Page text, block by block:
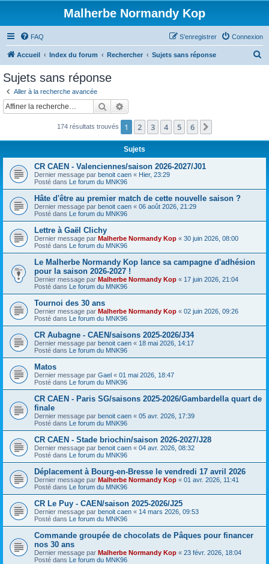
Malherbe Normandy Kop
FAQ Connexion
S’enregistrer
Accueil Index du forum Rechercher Sujets sans réponse
c
Sujets sans réponse
Aller à la recherche avancée
Rechercher
174 résultats trouvés 1 2 3 4 5 6
Sujets
CR CAEN - Valenciennes/saison 2026-2027/J01
Dernier message par benoit caen « Hier, 23:29
Posté dans Le forum du MNK96
Hâte d'être au premier match de cette nouvelle saison ?
Dernier message par benoit caen « 06 août 2026, 21:29
Posté dans Le forum du MNK96
Lettre à Gaël Clichy
Dernier message par Malherbe Normandy Kop « 30 juin 2026, 08:00
Posté dans Le forum du MNK96
Le Malherbe Normandy Kop lance sa campagne d'adhésion
pour la saison 2026-2027 !
Dernier message par Malherbe Normandy Kop « 17 juin 2026, 21:04
Posté dans Le forum du MNK96
Tournoi des 30 ans
Dernier message par Malherbe Normandy Kop « 02 juin 2026, 09:26
Posté dans Le forum du MNK96
CR Aubagne - CAEN/saisons 2025-2026/J34
Dernier message par benoit caen « 18 mai 2026, 14:17
Posté dans Le forum du MNK96
Matos
Dernier message par Gael « 01 mai 2026, 18:47
Posté dans Le forum du MNK96
CR CAEN - Paris SG/saisons 2025-2026/Gambardella quart de
finale
Dernier message par benoit caen « 05 avr. 2026, 17:39
Posté dans Le forum du MNK96
CR CAEN - Stade briochin/saison 2026-2027/J28
Dernier message par benoit caen « 04 avr. 2026, 08:32
Posté dans Le forum du MNK96
Déplacement à Bourg-en-Bresse le vendredi 17 avril 2026
Dernier message par Malherbe Normandy Kop « 01 avr. 2026, 11:41
Posté dans Le forum du MNK96
CR Le Puy - CAEN/saison 2025-2026/J25
Dernier message par benoit caen « 14 mars 2026, 09:53
Posté dans Le forum du MNK96
Commande groupée de chocolats de Pâques pour financer
nos 30 ans
Dernier message par Malherbe Normandy Kop « 23 févr. 2026, 18:04
Posté dans Le forum du MNK96